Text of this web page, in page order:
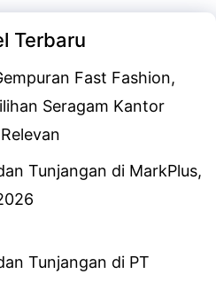
Terbaru
Fast Fashion,
Seragam Kantor
Tunjangan di MarkPlus,
Tunjangan di PT